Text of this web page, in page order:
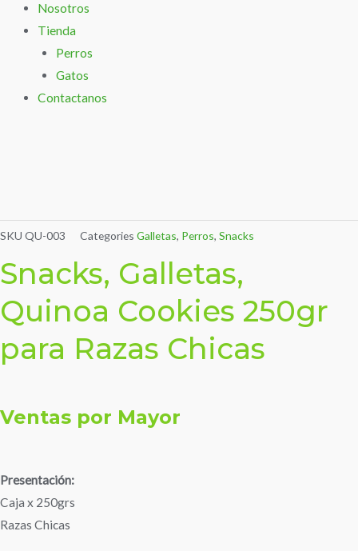
Nosotros
Tienda
Perros
Gatos
Contactanos
SKU QU-003 Categories Galletas, Perros, Snacks
Snacks, Galletas,
Quinoa Cookies 250gr
para Razas Chicas
Ventas por Mayor
Presentación:
Caja x 250grs
Razas Chicas